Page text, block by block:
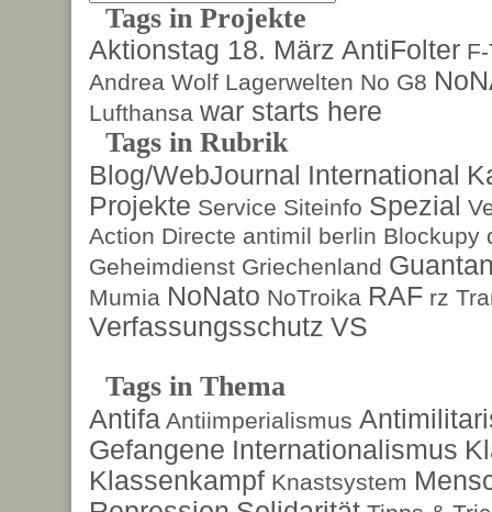
Tags in Projekte
Aktionstag 18. März AntiFolter
Andrea Wolf Lagerwelten No G8
Lufthansa war starts here
Tags in Rubrik
Blog/WebJournal International
Projekte Service Siteinfo Spezial
Action Directe antimil berlin Blockupy
Geheimdienst Griechenland
Mumia NoNato NoTroika RAF rz
Verfassungsschutz VS
Tags in Thema
Antifa Antiimperialismus
Gefangene Internationalismus
Klassenkampf Knastsystem